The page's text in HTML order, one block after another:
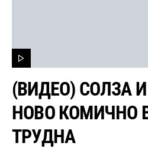
(ВИДЕО) СОЛЗА
НОВО КОМИЧНО
ТРУДНА